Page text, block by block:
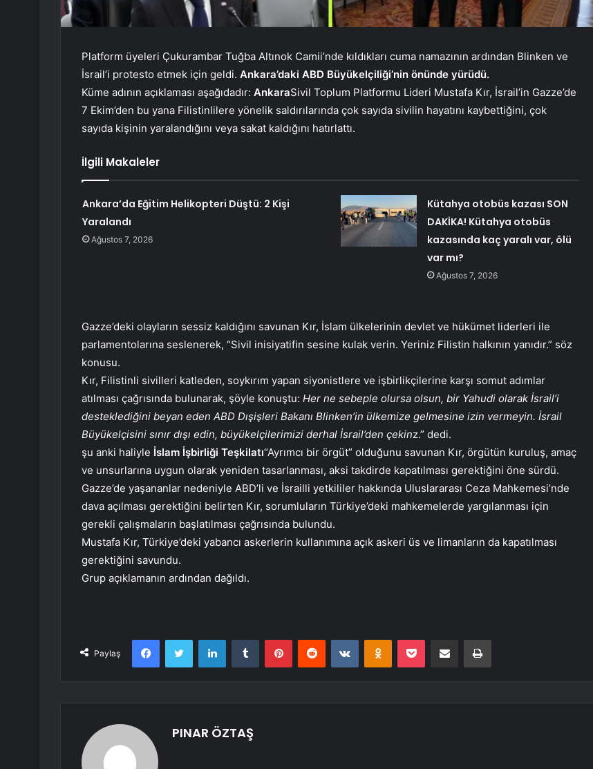
Platform üyeleri Çukurambar Tuğba Altınok Camii’nde kıldıkları cuma namazının ardından Blinken ve
İsrail’i protesto etmek için geldi. Ankara’daki ABD Büyükelçiliği’nin önünde yürüdü.
Küme adının açıklaması aşağıdadır: AnkaraSivil Toplum Platformu Lideri Mustafa Kır, İsrail’in Gazze’de
7 Ekim’den bu yana Filistinlilere yönelik saldırılarında çok sayıda sivilin hayatını kaybettiğini, çok
sayıda kişinin yaralandığını veya sakat kaldığını hatırlattı.
İlgili Makaleler
Ankara’da Eğitim Helikopteri Düştü: 2 Kişi
Yaralandı
Ağustos 7, 2026
Kütahya otobüs kazası SON
DAKİKA! Kütahya otobüs
kazasında kaç yaralı var, ölü
var mı?
Ağustos 7, 2026
Gazze’deki olayların sessiz kaldığını savunan Kır, İslam ülkelerinin devlet ve hükümet liderleri ile
parlamentolarına seslenerek, “Sivil inisiyatifin sesine kulak verin. Yeriniz Filistin halkının yanıdır.” söz
konusu.
Kır, Filistinli sivilleri katleden, soykırım yapan siyonistlere ve işbirlikçilerine karşı somut adımlar
atılması çağrısında bulunarak, şöyle konuştu: Her ne sebeple olursa olsun, bir Yahudi olarak İsrail’i
desteklediğini beyan eden ABD Dışişleri Bakanı Blinken’in ülkemize gelmesine izin vermeyin. İsrail
Büyükelçisini sınır dışı edin, büyükelçilerimizi derhal İsrail’den çekinz.” dedi.
şu anki haliyle İslam İşbirliği Teşkilatı“Ayrımcı bir örgüt” olduğunu savunan Kır, örgütün kuruluş, amaç
ve unsurlarına uygun olarak yeniden tasarlanması, aksi takdirde kapatılması gerektiğini öne sürdü.
Gazze’de yaşananlar nedeniyle ABD’li ve İsrailli yetkililer hakkında Uluslararası Ceza Mahkemesi’nde
dava açılması gerektiğini belirten Kır, sorumluların Türkiye’deki mahkemelerde yargılanması için
gerekli çalışmaların başlatılması çağrısında bulundu.
Mustafa Kır, Türkiye’deki yabancı askerlerin kullanımına açık askeri üs ve limanların da kapatılması
gerektiğini savundu.
Grup açıklamanın ardından dağıldı.
Paylaş
FacebookTwitter LinkedInTumblr PinterestReddit VKontakteOdnoklassniki
Pocket E-Posta ile paylaş Yazdır
PINAR ÖZTAŞ